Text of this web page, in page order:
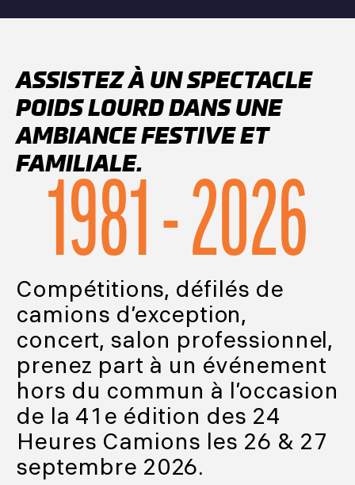
ASSISTEZ À UN SPECTACLE
POIDS LOURD DANS UNE
AMBIANCE FESTIVE ET
FAMILIALE.
1981 - 2026
Compétitions, défilés de
camions d’exception,
concert, salon professionnel,
prenez part à un événement
hors du commun à l’occasion
de la 41e édition des 24
Heures Camions les 26 & 27
septembre 2026.